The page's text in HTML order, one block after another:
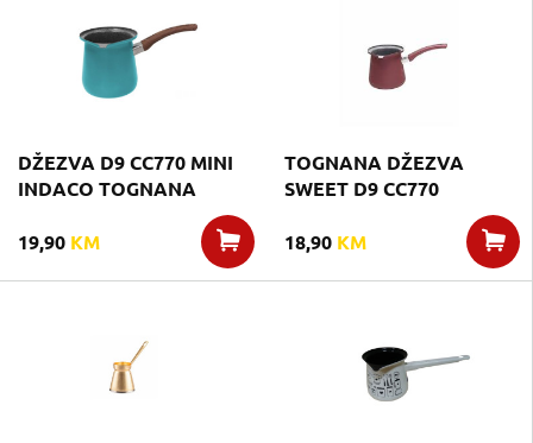
DŽEZVA D9 CC770 MINI
INDACO TOGNANA
19,90 KM
TOGNANA DŽEZVA
SWEET D9 CC770
18,90 KM